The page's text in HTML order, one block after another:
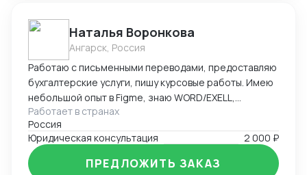
Бухгалтерское сопровождение (1С) - Ведение ВЭД
(договора, инвойсы, акты). - Помощь в проведении и
составлении документов при посреднических
сделках. - Получение справок, лицензий и
сертификатов - Бизнес консалтинг
Наталья Воронкова
Ангарск, Россия
Работаю с письменными переводами, предоставляю
бухгалтерские услуги, пишу курсовые работы. Имею
небольшой опыт в Figme, знаю WORD/EXELL,
составляю и редактирую таблицы. Рассматриваю
подработку, рассмотрю Ваши варианты.
Работает в странах
Россия
Юридическая консультация
2 000 ₽
ПРЕДЛОЖИТЬ ЗАКАЗ